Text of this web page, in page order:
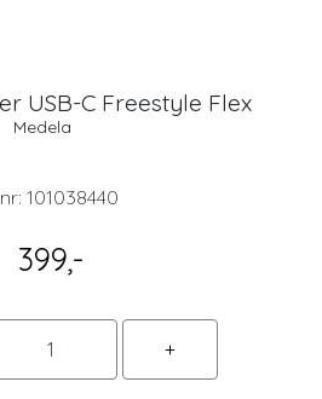
USB-C Freestyle Flex
Medela
101038440
399,-